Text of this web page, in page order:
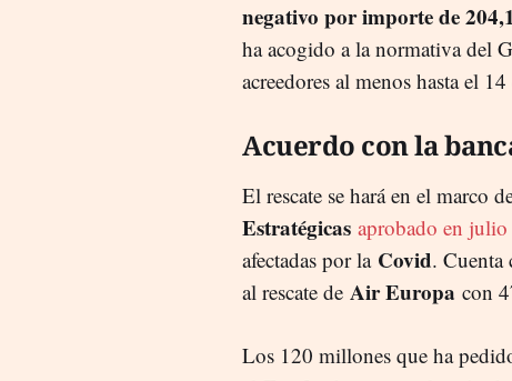
negativo por importe de
ha acogido a la normativa del
acreedores al menos hasta el
Acuerdo con la
El rescate se hará en el marco
Estratégicas aprobado en
afectadas por la Covid.
al rescate de Air Europa con
Los 120 millones que ha